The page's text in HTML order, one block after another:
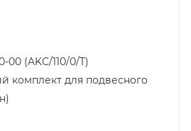
00 (AKC/110/0/T)
комплект для подвесного